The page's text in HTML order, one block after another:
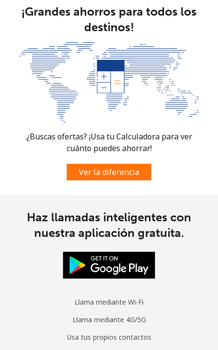
¡Grandes ahorros para todos los
destinos!
¿Buscas ofertas? ¡Usa tu Calculadora para ver
cuánto puedes ahorrar!
Ver la diferencia
Haz llamadas inteligentes con
nuestra aplicación gratuita.
Llama mediante Wi-Fi
Llama mediante 4G/5G
Usa tus propios contactos